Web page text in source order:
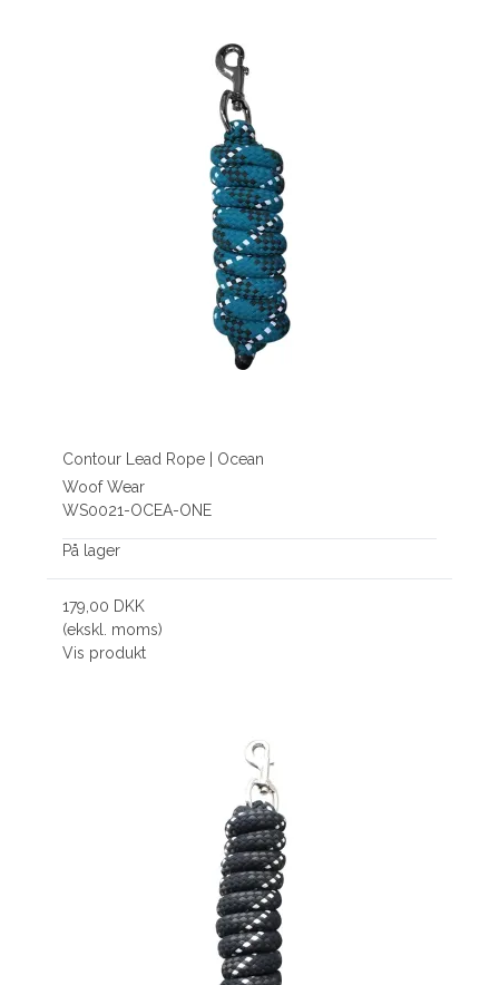
Contour Lead Rope | Ocean
Woof Wear
WS0021-OCEA-ONE
På lager
179,00 DKK
(ekskl. moms)
Vis produkt